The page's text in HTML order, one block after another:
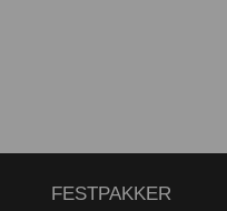
FESTPAKKER